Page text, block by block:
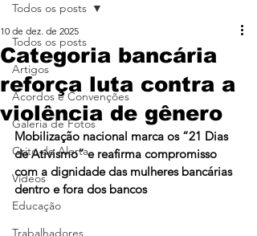
Todos os posts
Artigos
Acordos e Convenções
Galeria de Fotos
Grito de Alerta
Vídeos
Educação
Trabalhadores
Todos os posts
Categoria bancária
reforça luta contra a
violência de gênero
10 de dez. de 2025
Mobilização nacional marca os “21 Dias
de Ativismo” e reafirma compromisso
com a dignidade das mulheres bancárias
dentro e fora dos bancos